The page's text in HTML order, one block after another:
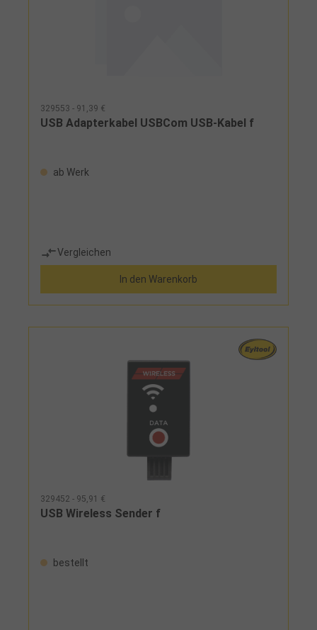
329553 - 91,39 €
USB Adapterkabel USBCom USB-Kabel f
ab Werk
Vergleichen
In den Warenkorb
329452 - 95,91 €
USB Wireless Sender f
bestellt